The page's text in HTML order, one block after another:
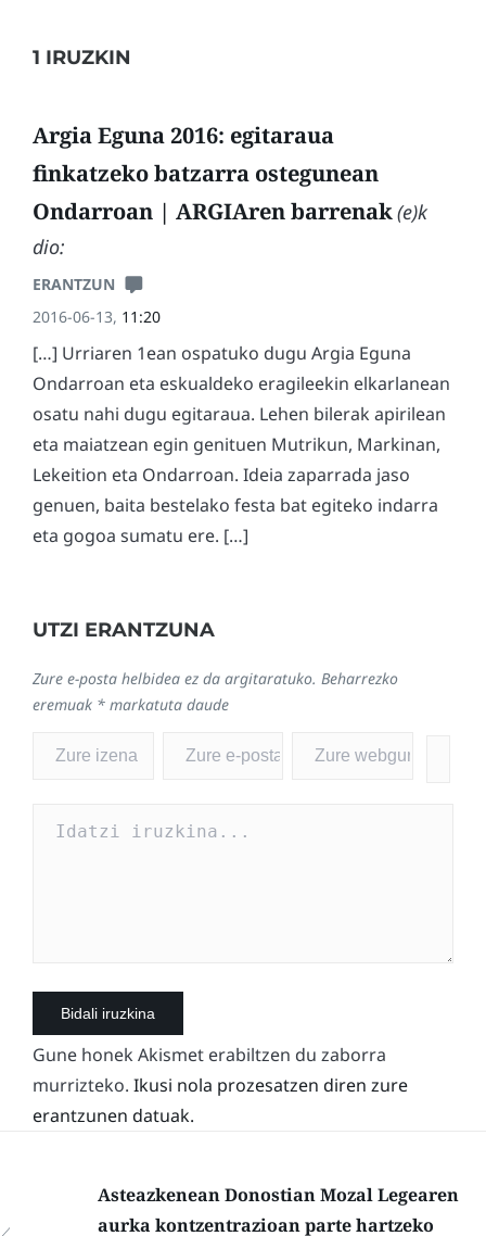
1 IRUZKIN
Argia Eguna 2016: egitaraua
finkatzeko batzarra ostegunean
Ondarroan | ARGIAren barrenak(e)k
dio:
ERANTZUN
2016-06-13, 11:20
[…] Urriaren 1ean ospatuko dugu Argia Eguna
Ondarroan eta eskualdeko eragileekin elkarlanean
osatu nahi dugu egitaraua. Lehen bilerak apirilean
eta maiatzean egin genituen Mutrikun, Markinan,
Lekeition eta Ondarroan. Ideia zaparrada jaso
genuen, baita bestelako festa bat egiteko indarra
eta gogoa sumatu ere. […]
UTZI ERANTZUNA
Zure e-posta helbidea ez da argitaratuko. Beharrezko
eremuak * markatuta daude
Gune honek Akismet erabiltzen du zaborra
murrizteko. Ikusi nola prozesatzen diren zure
erantzunen datuak.
Asteazkenean Donostian Mozal Legearen
aurka kontzentrazioan parte hartzeko